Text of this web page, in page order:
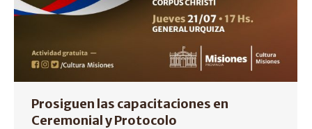
Prosiguen las capacitaciones en
Ceremonial y Protocolo